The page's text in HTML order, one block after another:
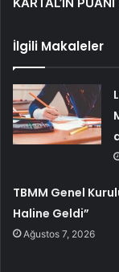
İlgili Makaleler
TBMM Genel
Haline Geldi”
Ağustos 7, 2026